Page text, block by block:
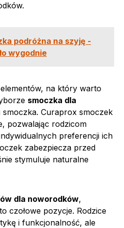
podróżna na szyję -
wygodnie
na który warto
smoczka dla
smoczka. Curaprox smoczek
pozwalając rodzicom
preferencji ich
zabezpiecza przed
stymuluje naturalne
dla noworodków,
czołowe pozycje. Rodzice
i funkcjonalność, ale